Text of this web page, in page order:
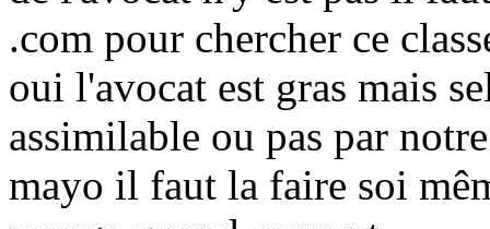
.com pour chercher ce
oui l'avocat est gras mais
assimilable ou pas par
mayo il faut la faire soi